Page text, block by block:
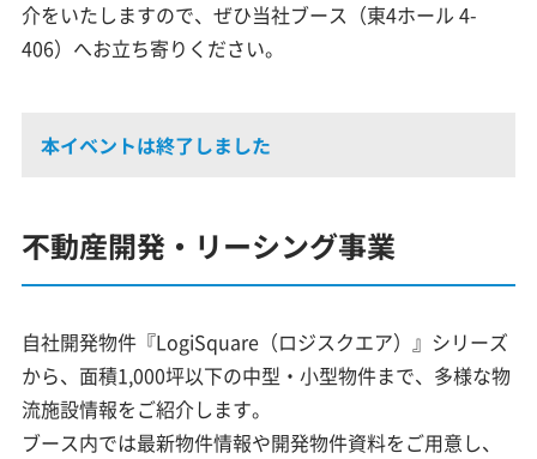
介をいたしますので、ぜひ当社ブース（東4ホール 4-
406）へお立ち寄りください。
本イベントは終了しました
不動産開発・リーシング事業
自社開発物件『LogiSquare（ロジスクエア）』シリーズ
から、面積1,000坪以下の中型・小型物件まで、多様な物
流施設情報をご紹介します。
ブース内では最新物件情報や開発物件資料をご用意し、